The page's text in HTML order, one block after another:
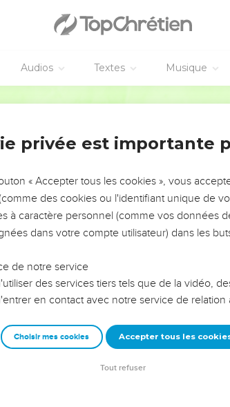
Audios Textes Musique
DE L’ANNÉE !
VOTRES ?
impact, leur foi ou leur vision. Mais on voit
ont traversés, alors même que ce sont
reviennent sur les erreurs
plus de sagesse afin que leurs erreurs
une équipe, un groupe ou une famille,
privée est importante
« Accepter tous les cookies », vous
des cookies ou l'identifiant unique de
à caractère personnel (comme vos données
dans votre compte utilisateur) dans les
de notre service
des services tiers tels que de la vidéo,
en contact avec notre service de relation
Choisir mes cookies Accepter tous les
Tout refuser